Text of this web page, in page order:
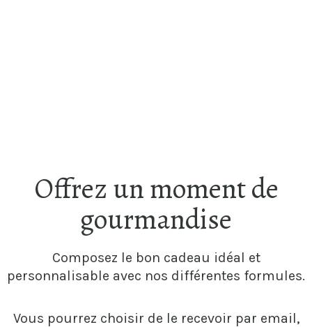
Offrez un moment de
gourmandise
Composez le bon cadeau idéal et
personnalisable avec nos différentes formules.
Vous pourrez choisir de le recevoir par email,